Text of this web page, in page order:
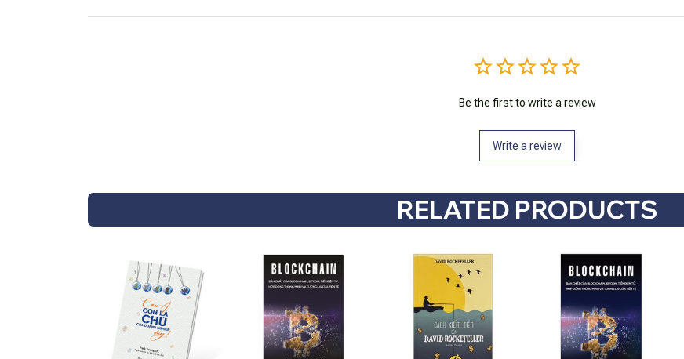
Be the first to write a review
Write a review
RELATED PRODUCTS